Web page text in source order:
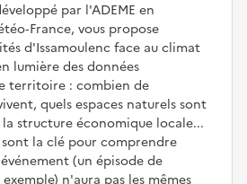
par l'ADEME en
vous propose
d'Issamoulenc face au climat
lumière des données
territoire : combien de
quels espaces naturels sont
structure économique locale...
la clé pour comprendre
(un épisode de